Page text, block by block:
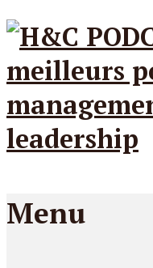
Menu